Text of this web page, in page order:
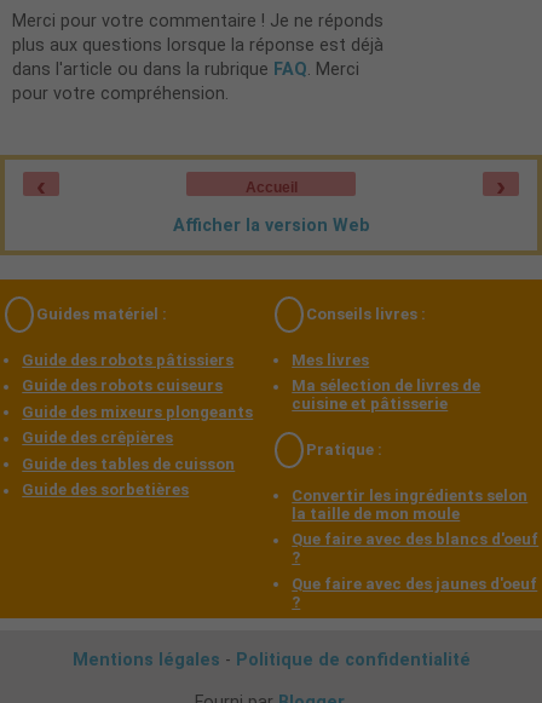
Merci pour votre commentaire ! Je ne réponds
plus aux questions lorsque la réponse est déjà
dans l'article ou dans la rubrique FAQ. Merci
pour votre compréhension.
‹ ›
Accueil
Afficher la version Web
Guides matériel :
Guide des robots pâtissiers
Guide des robots cuiseurs
Guide des mixeurs plongeants
Guide des crêpières
Guide des tables de cuisson
Guide des sorbetières
Conseils livres :
Mes livres
Ma sélection de livres de
cuisine et pâtisserie
Pratique :
Convertir les ingrédients selon
la taille de mon moule
Que faire avec des blancs d'oeuf
?
Que faire avec des jaunes d'oeuf
?
Mentions légales - Politique de confidentialité